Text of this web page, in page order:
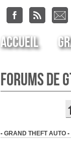
Accueil
Forums de
- GRAND THEFT AUTO -